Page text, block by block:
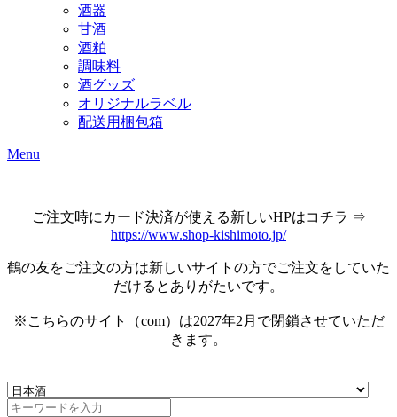
酒器
甘酒
酒粕
調味料
酒グッズ
オリジナルラベル
配送用梱包箱
Menu
ご注文時にカード決済が使える新しいHPはコチラ ⇒
https://www.shop-kishimoto.jp/
鶴の友をご注文の方は新しいサイトの方でご注文をしていた
だけるとありがたいです。
※こちらのサイト（com）は2027年2月で閉鎖させていただ
きます。